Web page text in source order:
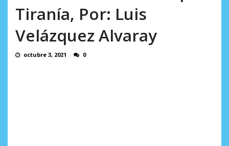
Tiranía, Por: Luis
Velázquez Alvaray
octubre 3, 2021 0